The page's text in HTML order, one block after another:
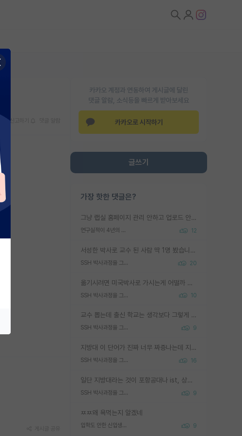
카카오 계정과 연동하여 게시글에 달린
댓글 알람, 소식등을 빠르게 받아보세요
카카오로 시작하기
글쓰기
가장 핫한 댓글은?
그냥 랩실 홈페이지 관리 안하고 업로드 안한거 아님?
연구실적이 4년의 공백이 있는거 어떻게 생각하냐 12
서성한 박사로 교수 된 사람 딱 1명 봤습니다. 근데 지방대 박사로 교수된 거는 기적이 일어나야되요. 서성한 학부부터여도 빡센게 교수임용일텐데 지방대박사로 무슨 교수가 되나요...... 중소기업/중견기업 팀장급/연구소장급이나 될거 같네요.
SSH 박사과정을 그만두고 지방대 박사로 옮기면 교수의 꿈은 끝일까요? 20
옮기시려면 미국박사로 가시는게 어떨까 싶네요. 교수가 꿈이면 미국박사 하고 미국교수 까지 같이 노리시는게 기회가 많지 않을까요?
SSH 박사과정을 그만두고 지방대 박사로 옮기면 교수의 꿈은 끝일까요? 10
교수 뽑는데 출신 학교는 생각보다 그렇게 안 봄. 앞으로는 더 안 보게 될거임. 박사는 어디서 진행해도 됨. 단, 제대로 쌓고 좋은 실적 만들 수 있다면. 그런데 지방대는 그럴 가능성이 지극히 낮음. 나만 열심히 잘 하면 된다? 인간은 주변 환경에 지배되는 나약한 존재임. 주변의 지방대 대학원생과 섞이고 지방 특유의 여유로움 또는 나쁘게 얘기해서 나태함에 젖어 살다보면 교수의 꿈 자체를 잊어버리게 될 가능성도 있음. 주변 환경이 70~80%임.
SSH 박사과정을 그만두고 지방대 박사로 옮기면 교수의 꿈은 끝일까요? 9
지방대 이 단어가 진짜 너무 짜증나는데 지방대면 다 그냥 쓰레기인가요? 무슨 말 같지도 않은 댓글들이 있는건지??? 지방에도 충분히 좋은 대학 많고 충분히 잘하는 교수님들 많습니다 포항공대 4개 IST 대표 지거국들 여기 모두 다 지방에 있고 여기 출신들 중에 교수하는 분들 적지 않습니다 지거국 출신이 무슨 교수를 하냐?라고 생각할 사람들 많은데 상위 대표 지거국에 아웃라이어들 많습니다 결국 개인의 연구역량과 실적이 중요합니다 이 역량을 펼치는데 있어서 지도교수와의 합도 중요합니다. 그리고 경력이 필요하면 해외포닥까지 다녀오세요
SSH 박사과정을 그만두고 지방대 박사로 옮기면 교수의 꿈은 끝일까요? 16
일단 지방대라는 것이 포항공대나 ist, 상위 지거국은 아니라고 생각하겠습니다. 그런곳은 서성한에 비해 소위 대학 네임밸류가 크게 뒤떨어지지는 않으니까요. 대학 이름이 중요하냐? 당연합니다. 대학 이름이 좋아서 좋은 아웃풋이 나오는 것이냐, 좋은 대학은 좋은 사람과 좋은 기회가 몰려있으니 아웃풋도 자연스럽게 좋아지는 것이냐? 대답하기 어려운 문제입니다. 아직 한국 사회에서 학벌을 보는 것도, 특히 이공계를 중심으로 학벌보다는 실적 위주라는 분위기가 형성되는 것도 사실입니다. 지방대 출신으로 전임교수가 될수 있느냐? 가능 불가능을 따지면 당연히 가능입니다. 지방대 박사 출신으로 전임교원이 된 경우가 실제로 있으니까요. 현실적인 가능성이 있느냐? 지금 이정도 대학의 교수가 되고싶다고 생각되는 대학 들어가서 컴공과 교수 목록 켜고 박사 어디서 받았는지 쭉 한번 보세요. 냉정하게 지방대 출신인 분들이 많지는 않으실겁니다.
SSH 박사과정을 그만두고 지방대 박사로 옮기면 교수의 꿈은 끝일까요? 9
ㅉㅉ왜 욕먹는지 알겠네
입학도 안한 신입생이 원래 관심을 받나요 9
신고하기